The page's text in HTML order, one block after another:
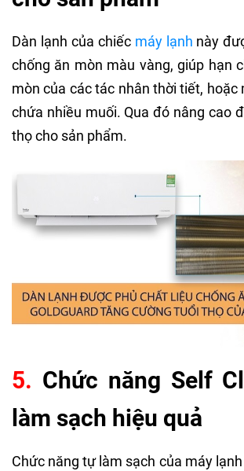
Dàn lạnh của chiếc máy lạnh này
chống ăn mòn màu vàng, giúp hạn
mòn của các tác nhân thời tiết, hoặc
chứa nhiều muối. Qua đó nâng cao
thọ cho sản phẩm.
5. Chức năng Self
làm sạch hiệu quả
Chức năng tự làm sạch của máy